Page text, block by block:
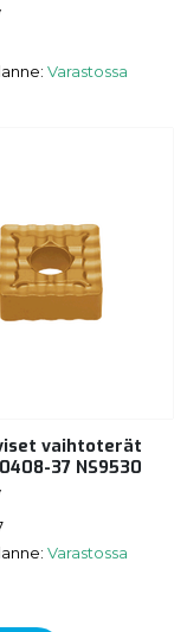
Varastossa
vaihtoterät
37 NS9530
Varastossa